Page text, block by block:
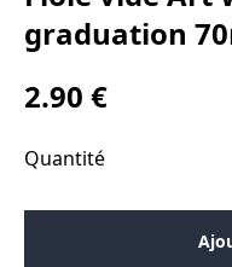
graduation
2.90 €
Quantité